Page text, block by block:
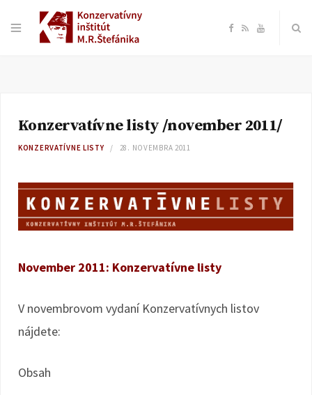
F
e
o
R Y
T
b
Konzervatívne listy /november 2011/
KONZERVATÍVNE LISTY 28. NOVEMBRA 2011
November 2011: Konzervatívne listy
V novembrovom vydaní Konzervatívnych listov
nájdete:
Obsah